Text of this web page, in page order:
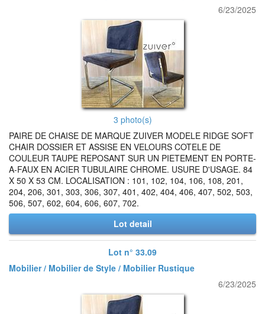
6/23/2025
3 photo(s)
PAIRE DE CHAISE DE MARQUE ZUIVER MODELE RIDGE SOFT
CHAIR DOSSIER ET ASSISE EN VELOURS COTELE DE
COULEUR TAUPE REPOSANT SUR UN PIETEMENT EN PORTE-
A-FAUX EN ACIER TUBULAIRE CHROME. USURE D'USAGE. 84
X 50 X 53 CM. LOCALISATION : 101, 102, 104, 106, 108, 201,
204, 206, 301, 303, 306, 307, 401, 402, 404, 406, 407, 502, 503,
506, 507, 602, 604, 606, 607, 702.
Lot detail
Lot n° 33.09
Mobilier / Mobilier de Style / Mobilier Rustique
6/23/2025